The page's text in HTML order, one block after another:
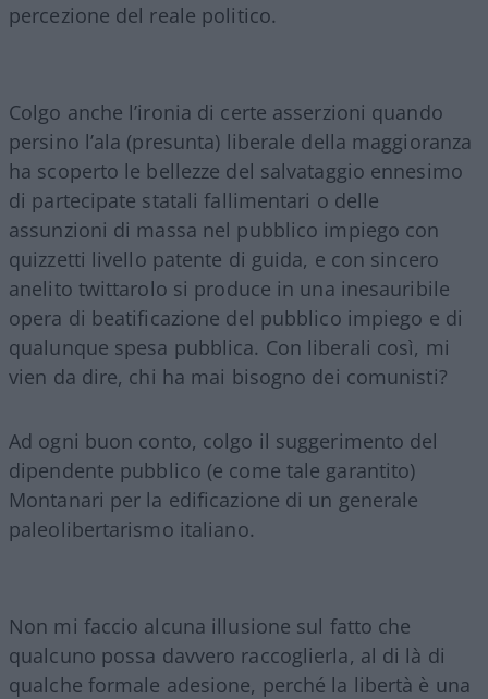
percezione del reale politico.
Colgo anche l’ironia di certe asserzioni quando
persino l’ala (presunta) liberale della maggioranza
ha scoperto le bellezze del salvataggio ennesimo
di partecipate statali fallimentari o delle
assunzioni di massa nel pubblico impiego con
quizzetti livello patente di guida, e con sincero
anelito twittarolo si produce in una inesauribile
opera di beatificazione del pubblico impiego e di
qualunque spesa pubblica. Con liberali così, mi
vien da dire, chi ha mai bisogno dei comunisti?
Ad ogni buon conto, colgo il suggerimento del
dipendente pubblico (e come tale garantito)
Montanari per la edificazione di un generale
paleolibertarismo italiano.
Non mi faccio alcuna illusione sul fatto che
qualcuno possa davvero raccoglierla, al di là di
qualche formale adesione, perché la libertà è una